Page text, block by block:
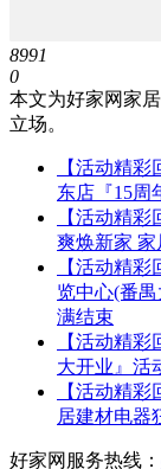
8991
0
本文为好家网家
立场。
【活动精
东店『15周
【活动精
爽焕新家
【活动精
览中心(番
满结束
【活动精
大开业』活
【活动精
居建材电器
好家网服务热线：